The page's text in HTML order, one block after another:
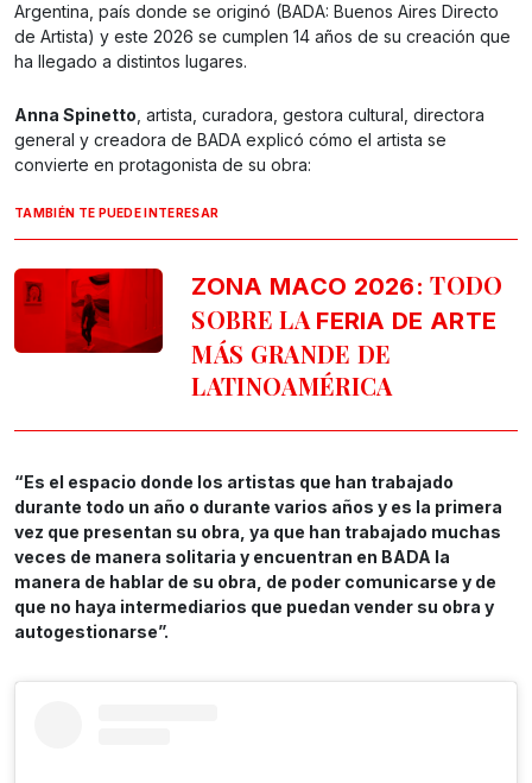
Argentina, país donde se originó (BADA: Buenos Aires Directo
de Artista) y este 2026 se cumplen 14 años de su creación que
ha llegado a distintos lugares.
Anna Spinetto, artista, curadora, gestora cultural, directora
general y creadora de BADA explicó cómo el artista se
convierte en protagonista de su obra:
TAMBIÉN TE PUEDE INTERESAR
ZONA MACO 2026: TODO
SOBRE LA FERIA DE ARTE
MÁS GRANDE DE
LATINOAMÉRICA
“Es el espacio donde los artistas que han trabajado
durante todo un año o durante varios años y es la primera
vez que presentan su obra, ya que han trabajado muchas
veces de manera solitaria y encuentran en BADA la
manera de hablar de su obra, de poder comunicarse y de
que no haya intermediarios que puedan vender su obra y
autogestionarse”.